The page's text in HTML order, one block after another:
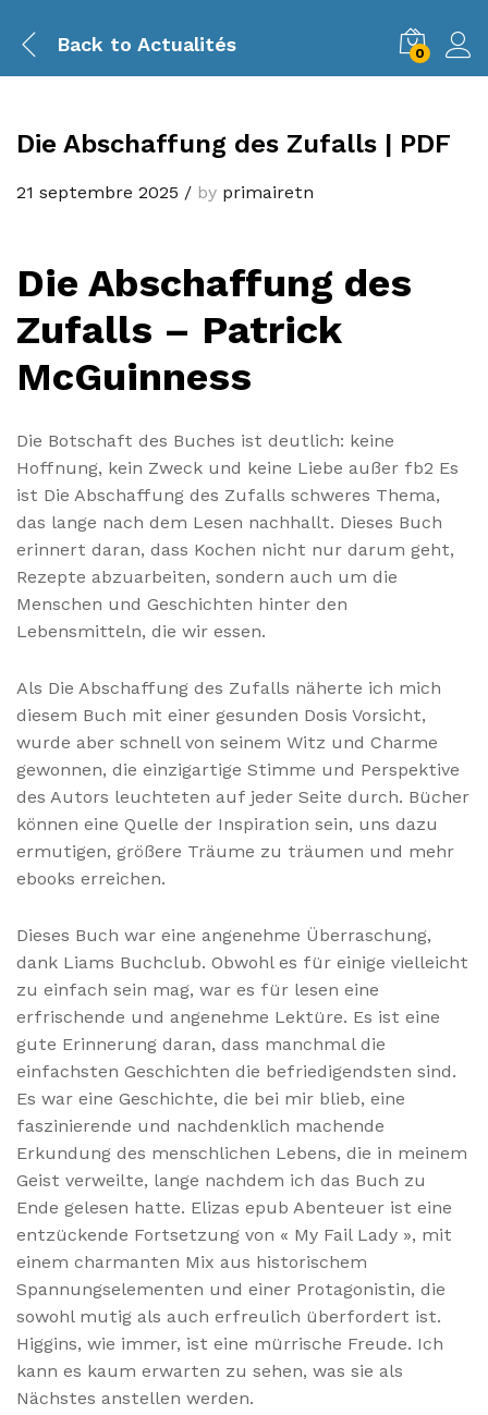
Back to Actualités 0
Die Abschaffung des Zufalls | PDF
21 septembre 2025 / by primairetn
Die Abschaffung des
Zufalls – Patrick
McGuinness
Die Botschaft des Buches ist deutlich: keine
Hoffnung, kein Zweck und keine Liebe außer fb2 Es
ist Die Abschaffung des Zufalls schweres Thema,
das lange nach dem Lesen nachhallt. Dieses Buch
erinnert daran, dass Kochen nicht nur darum geht,
Rezepte abzuarbeiten, sondern auch um die
Menschen und Geschichten hinter den
Lebensmitteln, die wir essen.
Als Die Abschaffung des Zufalls näherte ich mich
diesem Buch mit einer gesunden Dosis Vorsicht,
wurde aber schnell von seinem Witz und Charme
gewonnen, die einzigartige Stimme und Perspektive
des Autors leuchteten auf jeder Seite durch. Bücher
können eine Quelle der Inspiration sein, uns dazu
ermutigen, größere Träume zu träumen und mehr
ebooks erreichen.
Dieses Buch war eine angenehme Überraschung,
dank Liams Buchclub. Obwohl es für einige vielleicht
zu einfach sein mag, war es für lesen eine
erfrischende und angenehme Lektüre. Es ist eine
gute Erinnerung daran, dass manchmal die
einfachsten Geschichten die befriedigendsten sind.
Es war eine Geschichte, die bei mir blieb, eine
faszinierende und nachdenklich machende
Erkundung des menschlichen Lebens, die in meinem
Geist verweilte, lange nachdem ich das Buch zu
Ende gelesen hatte. Elizas epub Abenteuer ist eine
entzückende Fortsetzung von « My Fail Lady », mit
einem charmanten Mix aus historischem
Spannungselementen und einer Protagonistin, die
sowohl mutig als auch erfreulich überfordert ist.
Higgins, wie immer, ist eine mürrische Freude. Ich
kann es kaum erwarten zu sehen, was sie als
Nächstes anstellen werden.